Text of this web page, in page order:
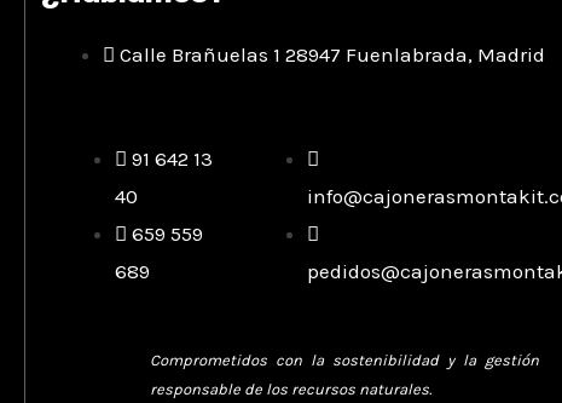
Calle Brañuelas 1 28947 Fuenlabrada, Madrid
91 642 13
40
659 559
689
Comprometidos con la sostenibilidad y la gestión
responsable de los recursos naturales.